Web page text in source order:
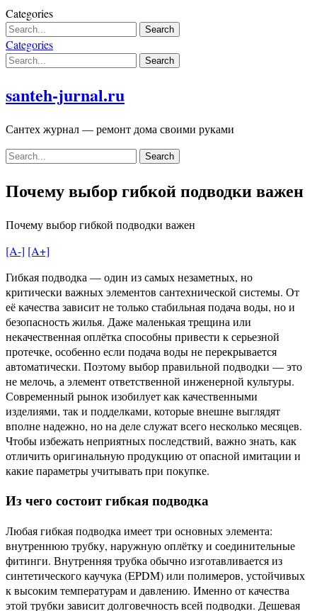
Skip
to
content
Categories
Categories
santeh-jurnal.ru
Сантех журнал — ремонт дома своими руками
Почему выбор гибкой подводки важен
Почему выбор гибкой подводки важен
[A-] [A+]
Гибкая подводка — один из самых незаметных, но
критически важных элементов сантехнической системы. От
её качества зависит не только стабильная подача воды, но и
безопасность жилья. Даже маленькая трещина или
некачественная оплётка способны привести к серьезной
протечке, особенно если подача воды не перекрывается
автоматически. Поэтому выбор правильной подводки — это
не мелочь, а элемент ответственной инженерной культуры.
Современный рынок изобилует как качественными
изделиями, так и подделками, которые внешне выглядят
вполне надежно, но на деле служат всего несколько месяцев.
Чтобы избежать неприятных последствий, важно знать, как
отличить оригинальную продукцию от опасной имитации и
какие параметры учитывать при покупке.
Из чего состоит гибкая подводка
Любая гибкая подводка имеет три основных элемента:
внутреннюю трубку, наружную оплётку и соединительные
фитинги. Внутренняя трубка обычно изготавливается из
синтетического каучука (EPDM) или полимеров, устойчивых
к высоким температурам и давлению. Именно от качества
этой трубки зависит долговечность всей подводки. Дешевая